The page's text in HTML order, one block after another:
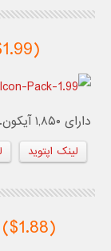
دارای ۱,۸۵۰ آیکون.
لینک اپتوید